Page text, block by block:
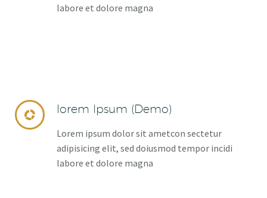
labore et dolore magna

 lorem Ipsum (Demo)
Lorem ipsum dolor sit ametcon sectetur
adipisicing elit, sed doiusmod tempor incidi
labore et dolore magna